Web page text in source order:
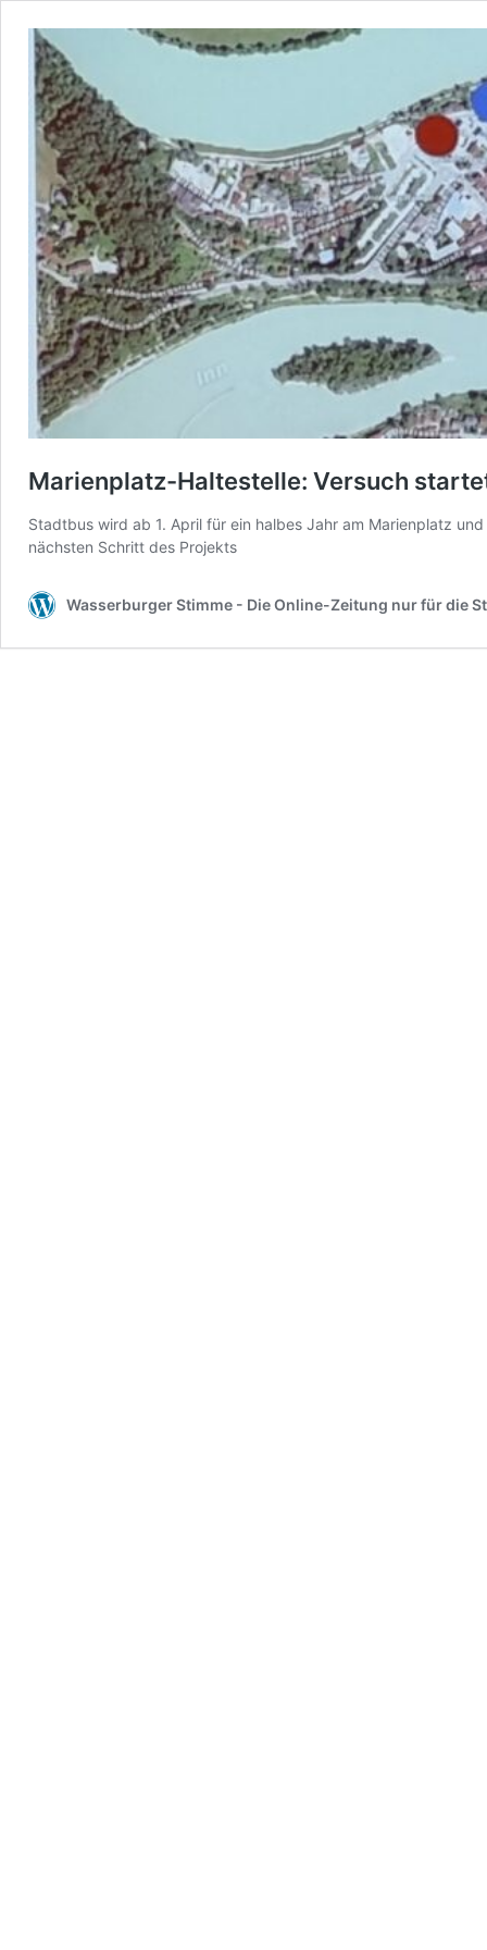
Marienplatz-Haltestelle: Versuch
Stadtbus wird ab 1. April für ein halbes Jahr am Marienplatz
nächsten Schritt des Projekts
Wasserburger Stimme - Die Online-Zeitung nur für die